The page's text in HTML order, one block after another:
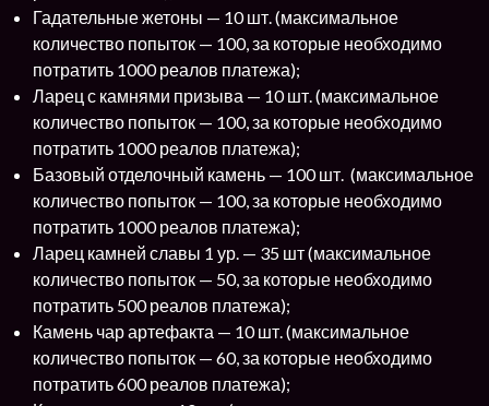
Гадательные жетоны — 10 шт. (максимальное
количество попыток — 100, за которые необходимо
потратить 1000 реалов платежа);
Ларец с камнями призыва — 10 шт. (максимальное
количество попыток — 100, за которые необходимо
потратить 1000 реалов платежа);
Базовый отделочный камень — 100 шт. (максимальное
количество попыток — 100, за которые необходимо
потратить 1000 реалов платежа);
Ларец камней славы 1 ур. — 35 шт (максимальное
количество попыток — 50, за которые необходимо
потратить 500 реалов платежа);
Камень чар артефакта — 10 шт. (максимальное
количество попыток — 60, за которые необходимо
потратить 600 реалов платежа);